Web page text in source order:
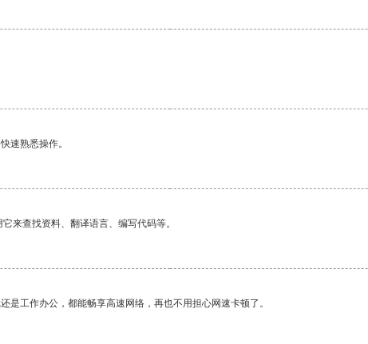
速熟悉操作。
来查找资料、翻译语言、编写代码等。
工作办公，都能畅享高速网络，再也不用担心网速卡顿了。